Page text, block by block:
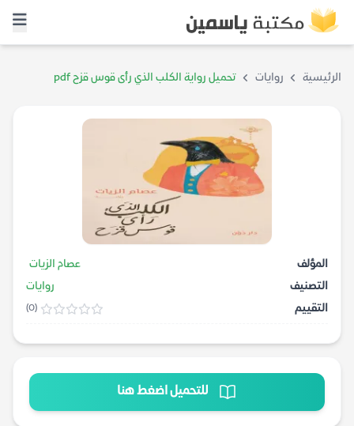
الرئيسية روايات تحميل رواية الكلب الذي رأى قوس قزح pdf
المؤلف
عصام الزيات
التصنيف
روايات
التقييم
(0)
للتحميل اضغط هنا